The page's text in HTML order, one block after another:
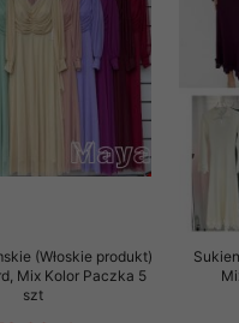
(Włoskie produkt)
Mix Kolor Paczka 5
szt
na to zgodę.
wskazanego przez nas
rabatach i
w szczególności